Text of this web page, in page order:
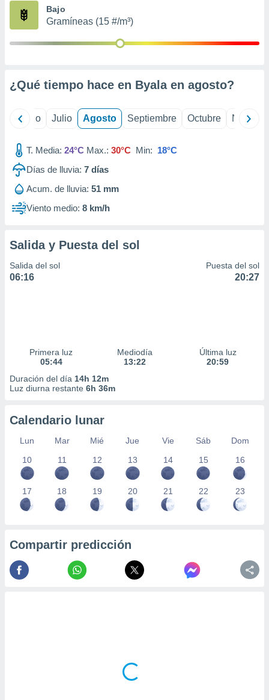
publicidad
publicidad
1199
Bajo
Gramíneas (15 #/m³)
¿Qué tiempo hace en Byala en agosto?
Junio Julio Agosto Septiembre Octubre
T. Media: 24°C Max.: 30°C Min: 18°C
Días de lluvia: 7 días
Acum. de lluvia: 51 mm
Viento medio: 8 km/h
Salida y Puesta del sol
Salida del sol
06:16
Puesta del sol
20:27
Primera luz
05:44
Mediodía
13:22
Última luz
20:59
Duración del día 14h 12m
Luz diurna restante 6h 36m
Calendario lunar
Lun Mar Mié Jue Vie Sáb
Dom
10
11 12 13 14 15 16
17 18 19 20 21 22 23
Compartir predicción